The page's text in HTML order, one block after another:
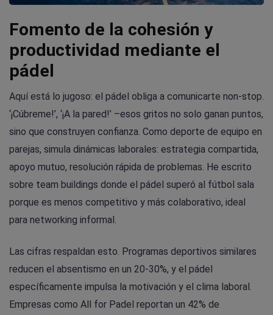
Fomento de la cohesión y
productividad mediante el
pádel
Aquí está lo jugoso: el pádel obliga a comunicarte non-stop.
‘¡Cúbreme!’, ‘¡A la pared!’ –esos gritos no solo ganan puntos,
sino que construyen confianza. Como deporte de equipo en
parejas, simula dinámicas laborales: estrategia compartida,
apoyo mutuo, resolución rápida de problemas. He escrito
sobre team buildings donde el pádel superó al fútbol sala
porque es menos competitivo y más colaborativo, ideal
para networking informal.
Las cifras respaldan esto. Programas deportivos similares
reducen el absentismo en un 20-30%, y el pádel
específicamente impulsa la motivación y el clima laboral.
Empresas como All for Padel reportan un 42% de